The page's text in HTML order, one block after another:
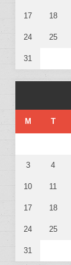
17 18
24 25
31
M T
3 4
10 11
17 18
24 25
31